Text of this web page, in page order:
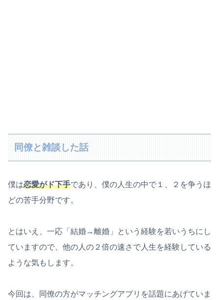
同僚と雑談した話
僕は恋愛がド下手であり、僕の人生の中で１、２を争うほ
どの苦手分野です。
とはいえ、一応「結婚→離婚」という経験を若いうちにし
ていますので、他の人の２倍の速さで人生を経験している
ような気もします。
今回は、同僚の方がマッチングアプリを話題にあげていま